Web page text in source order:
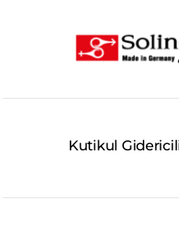
Kutikul